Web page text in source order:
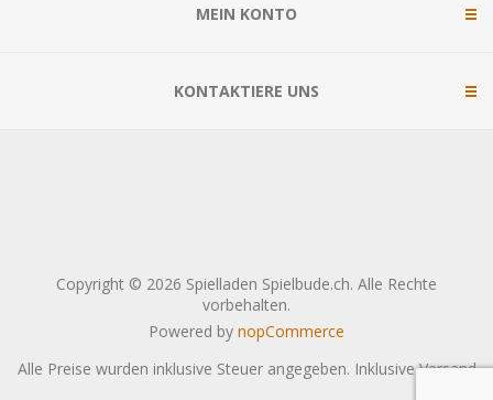
MEIN KONTO
KONTAKTIERE UNS
Copyright © 2026 Spielladen Spielbude.ch. Alle Rechte
vorbehalten.
Powered by nopCommerce
Alle Preise wurden inklusive Steuer angegeben. InklusiveVersand